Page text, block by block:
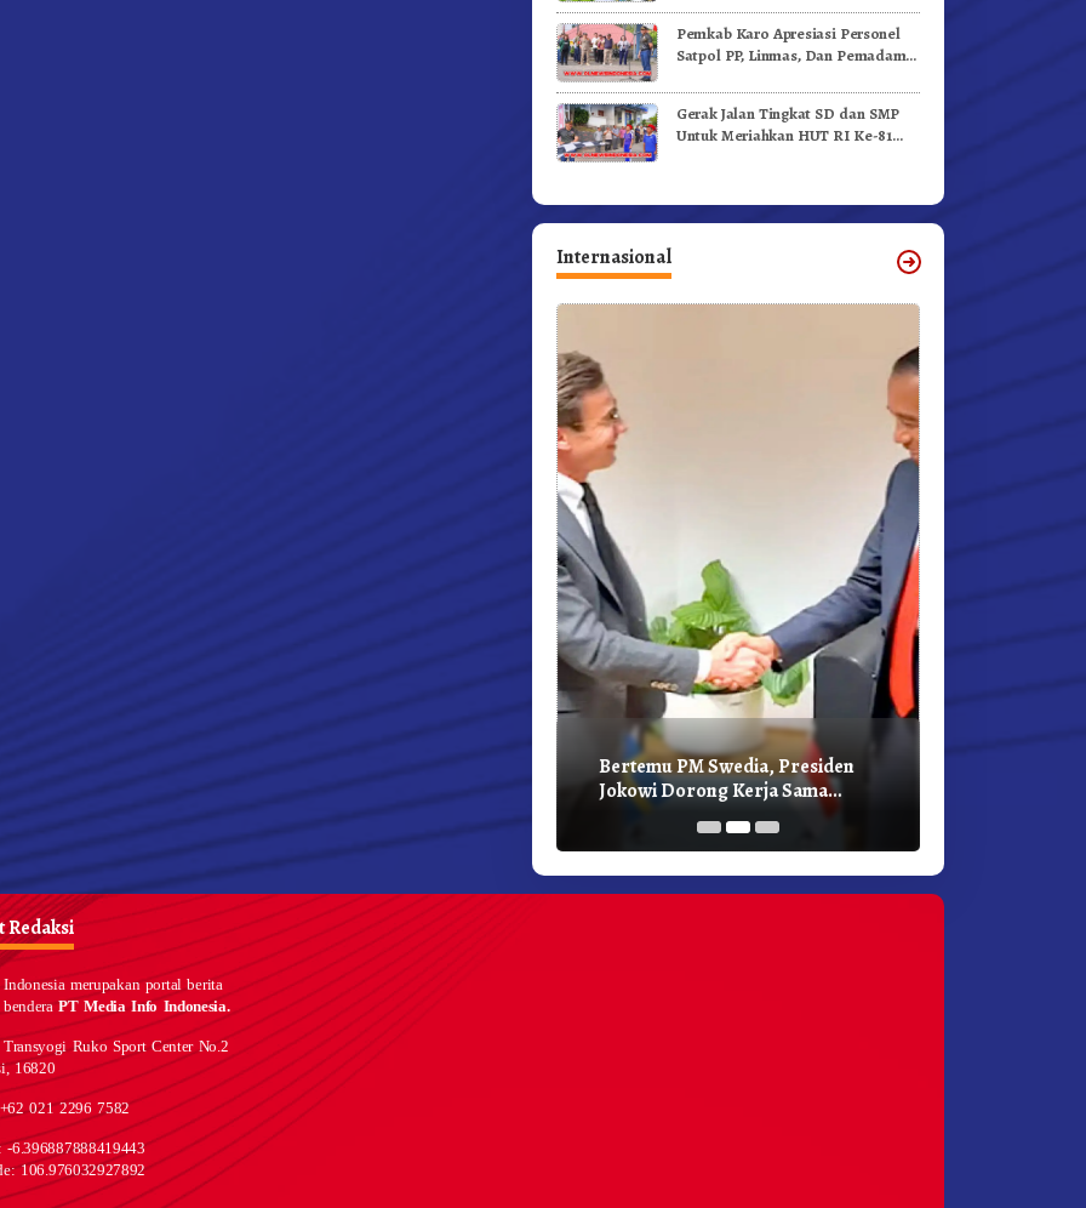
Videokan!
Pemkab Karo Apresiasi Personel
Satpol PP, Linmas, Dan Pemadam
Gerak Jalan Tingkat SD dan SMP
Untuk Meriahkan HUT RI Ke-81
Internasional
Bertemu PM Swedia, Presiden
Jokowi Dorong Kerja Sama
Pembangunan Hijau
Redaksi
Indonesia merupakan portal berita
benderaPT Media Info Indonesia.
Ruko Sport Center No.2
16820
021 2296 7582
-6.396887888419443
106.976032927892